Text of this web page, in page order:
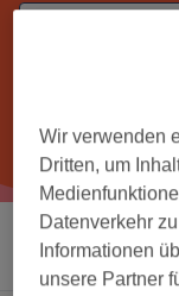
Sortieren nach
Wir verwenden
Dritten, um
Datenverkehr
Informationen
unsere Partner